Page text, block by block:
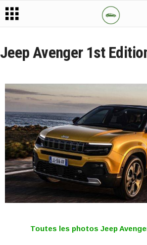
Jeep Avenger 1st
Toutes les photos Jeep